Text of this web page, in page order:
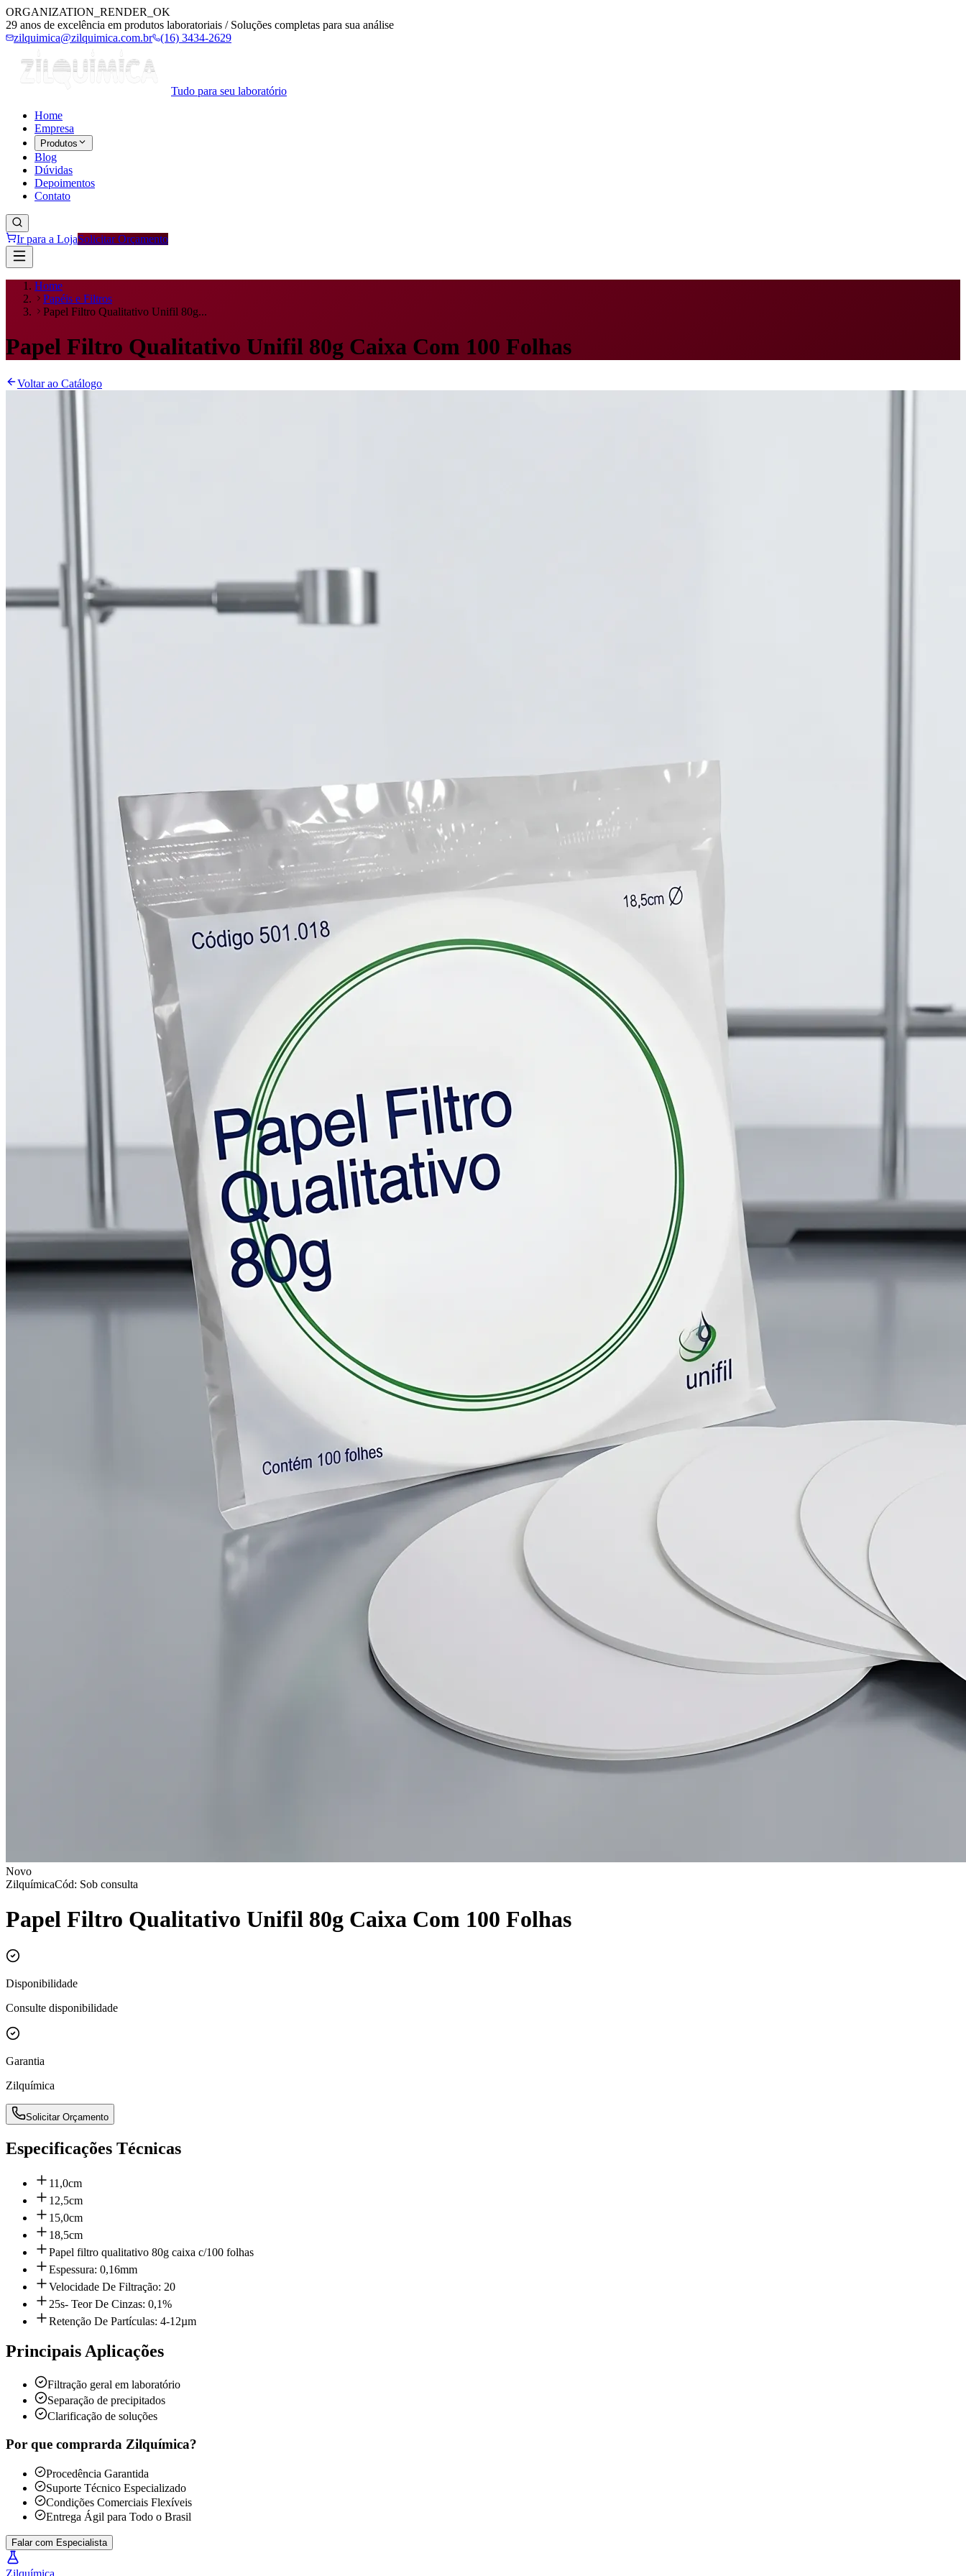
ORGANIZATION_RENDER_OK
29 anos de excelência em produtos laboratoriais / Soluções completas para sua análise
zilquimica@zilquimica.com.br
(16) 3434-2629
Tudo para seu laboratório
Home
Empresa
Produtos
Blog
Dúvidas
Depoimentos
Contato
Ir para a LojaSolicitar Orçamento
Home
Papéis e Filtros
Papel Filtro Qualitativo Unifil 80g...
Papel Filtro Qualitativo Unifil 80g Caixa Com 100 Folhas
Voltar ao Catálogo
Novo
ZilquímicaCód: Sob consulta
Papel Filtro Qualitativo Unifil 80g Caixa Com 100 Folhas
Disponibilidade
Consulte disponibilidade
Garantia
Zilquímica
Solicitar Orçamento
Especificações Técnicas
11,0cm
12,5cm
15,0cm
18,5cm
Papel filtro qualitativo 80g caixa c/100 folhas
Espessura: 0,16mm
Velocidade De Filtração: 20
25s- Teor De Cinzas: 0,1%
Retenção De Partículas: 4-12µm
Principais Aplicações
Filtração geral em laboratório
Separação de precipitados
Clarificação de soluções
Por que comprarda Zilquímica?
Procedência Garantida
Suporte Técnico Especializado
Condições Comerciais Flexíveis
Entrega Ágil para Todo o Brasil
Falar com Especialista
Zilquímica